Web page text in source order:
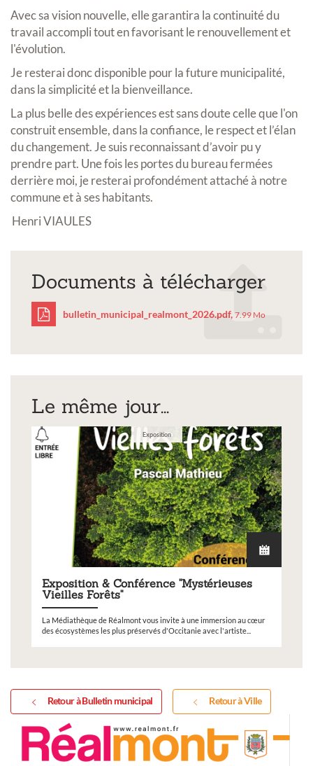
Avec sa vision nouvelle, elle garantira la continuité du
travail accompli tout en favorisant le renouvellement et
l'évolution.
Je resterai donc disponible pour la future municipalité,
dans la simplicité et la bienveillance.
La plus belle des expériences est sans doute celle que l'on
construit ensemble, dans la confiance, le respect et l’élan
du changement. Je suis reconnaissant d’avoir pu y
prendre part. Une fois les portes du bureau fermées
derrière moi, je resterai profondément attaché à notre
commune et à ses habitants.
Henri VIAULES
Documents à télécharger
bulletin_municipal_realmont_2026.pdf, 7.99 Mo
Le même jour...
Exposition
Exposition & Conférence "Mystérieuses
Vieilles Forêts"
La Médiathèque de Réalmont vous invite à une immersion au cœur
des écosystèmes les plus préservés d'Occitanie avec l'artiste...
Retour à Bulletin municipal Retour à Ville